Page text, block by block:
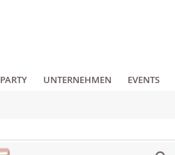
PARTY UNTERNEHMEN EVENTS